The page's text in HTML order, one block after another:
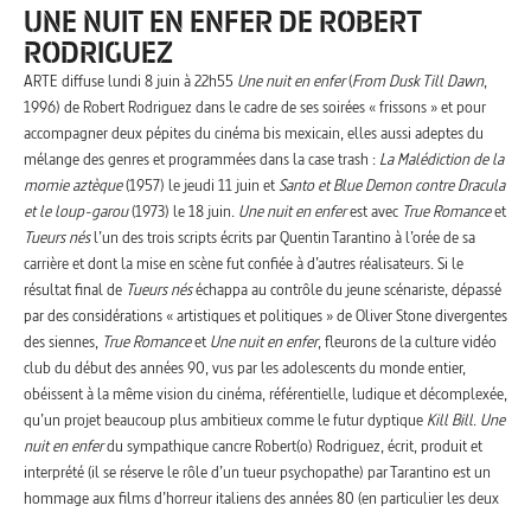
UNE NUIT EN ENFER DE ROBERT
RODRIGUEZ
ARTE diffuse lundi 8 juin à 22h55 Une nuit en enfer(From Dusk Till Dawn,
1996) de Robert Rodriguez dans le cadre de ses soirées « frissons » et pour
accompagner deux pépites du cinéma bis mexicain, elles aussi adeptes du
mélange des genres et programmées dans la case trash : La Malédiction de la
momie aztèque(1957) le jeudi 11 juin etSanto et Blue Demon contre Dracula
et le loup-garou(1973) le 18 juin. Une nuit en enferest avec True Romanceet
Tueurs nésl’un des trois scripts écrits par Quentin Tarantino à l’orée de sa
carrière et dont la mise en scène fut confiée à d’autres réalisateurs. Si le
résultat final de Tueurs néséchappa au contrôle du jeune scénariste, dépassé
par des considérations « artistiques et politiques » de Oliver Stone divergentes
des siennes, True Romanceet Une nuit en enfer, fleurons de la culture vidéo
club du début des années 90, vus par les adolescents du monde entier,
obéissent à la même vision du cinéma, référentielle, ludique et décomplexée,
qu’un projet beaucoup plus ambitieux comme le futur dyptique Kill Bill. Une
nuit en enferdu sympathique cancre Robert(o) Rodriguez, écrit, produit et
interprété (il se réserve le rôle d’un tueur psychopathe) par Tarantino est un
hommage aux films d’horreur italiens des années 80 (en particulier les deux